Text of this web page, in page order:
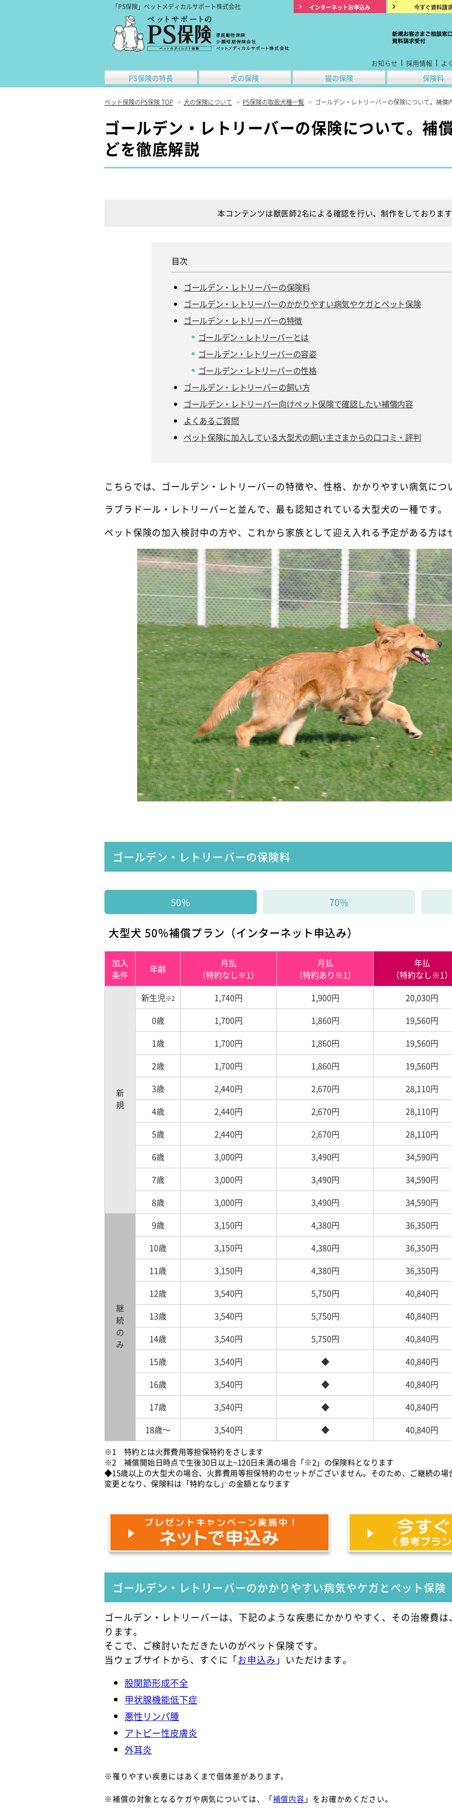
「PS保険」ペットメディカルサポート株式会社 インターネットお申込み 今すぐ資料請
PS保険の特長 犬の保険 猫の保険 保険料
お知らせ 採用情報 よ
ペット保険のPS保険 TOP > 犬の保険について > PS保険の取扱犬種一覧 > ゴールデン・レトリーバーの保険について。補償
ゴールデン・レトリーバーの保険について。補
どを徹底解説
本コンテンツは獣医師2名による確認を行い、制作をしておりま
ゴールデン・レトリーバーの保険料
ゴールデン・レトリーバーのかかりやすい病気やケガとペット保険
ゴールデン・レトリーバーの特徴
ゴールデン・レトリーバーとは
ゴールデン・レトリーバーの容姿
ゴールデン・レトリーバーの性格
ゴールデン・レトリーバーの飼い方
ゴールデン・レトリーバー向けペット保険で確認したい補償内容
よくあるご質問
ペット保険に加入している大型犬の飼い主さまからの口コミ・評判
こちらでは、ゴールデン・レトリーバーの特徴や、性格、かかりやすい病気につ
ラブラドール・レトリーバーと並んで、最も認知されている大型犬の一種です。
ペット保険の加入検討中の方や、これから家族として迎え入れる予定がある方は
ゴールデン・レトリーバーの保険料
50% 70%
大型犬 50％補償プラン（インターネット申込み）
加入
条件
年齢
新規
新生児※2
0歳
1歳
2歳
3歳
4歳
5歳
6歳
7歳
8歳
継続のみ
9歳
10歳
11歳
12歳
13歳
14歳
15歳
16歳
17歳
18歳～
月払
（特約なし※1）
月払
（特約あり※1）
年払
（特約なし※1）
1,740円
1,900円
20,030円
1,700円
1,860円
19,560円
1,700円
1,860円
19,560円
1,700円
1,860円
19,560円
2,440円
2,670円
28,110円
2,440円
2,670円
28,110円
2,440円
2,670円
28,110円
3,000円
3,490円
34,590円
3,000円
3,490円
34,590円
3,000円
3,490円
34,590円
3,150円
4,380円
36,350円
3,150円
4,380円
36,350円
3,150円
4,380円
36,350円
3,540円
5,750円
40,840円
3,540円
5,750円
40,840円
3,540円
5,750円
40,840円
3,540円
◆
40,840円
3,540円
◆
40,840円
3,540円
◆
40,840円
3,540円
◆ 40,840円
※1 特約とは火葬費用等担保特約をさします
※2 補償開始日時点で生後30日以上~120日未満の場合「※2」の保険料となります
◆15歳以上の大型犬の場合、火葬費用等担保特約のセットがございません。そのため、ご継続の
変更となり、保険料は「特約なし」の金額となります
ゴールデン・レトリーバーのかかりやすい病気やケガとペット保険
ゴールデン・レトリーバーは、下記のような疾患にかかりやすく、その治療費
ります。
そこで、ご検討いただきたいのがペット保険です。
当ウェブサイトから、すぐに「お申込み 」いただけます。
股関節形成不全
甲状腺機能低下症
悪性リンパ腫
アトピー性皮膚炎
外耳炎
※罹りやすい疾患にはあくまで個体差があります。
※補償の対象となるケガや病気については、「補償内容 」をお確かめください。